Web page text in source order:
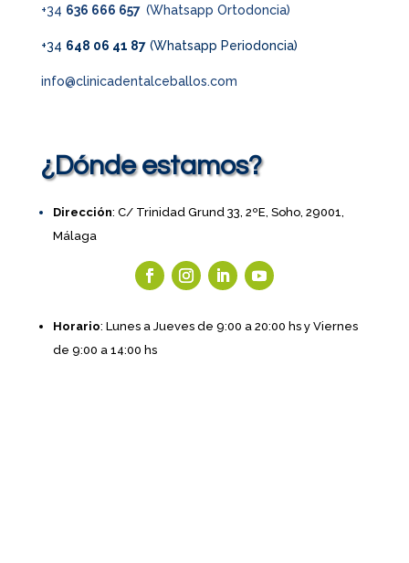
+34 636 666 657 (Whatsapp Ortodoncia)
+34 648 06 41 87(Whatsapp Periodoncia)
info@clinicadentalceballos.com
¿Dónde estamos?
Dirección: C/ Trinidad Grund 33, 2ºE, Soho, 29001,
Málaga
Horario: Lunes a Jueves de 9:00 a 20:00 hs y Viernes
de 9:00 a 14:00 hs